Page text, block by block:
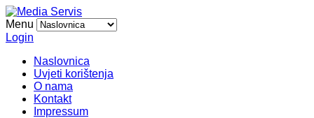
Menu
Login
Naslovnica
Uvjeti korištenja
O nama
Kontakt
Impressum